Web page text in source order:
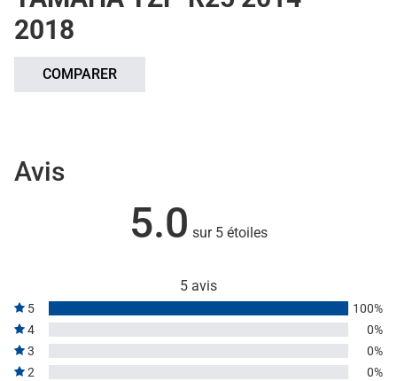
2018
COMPARER
Avis
5.0 sur 5 étoiles
5 avis
5
100%
4
0%
3
0%
2
0%